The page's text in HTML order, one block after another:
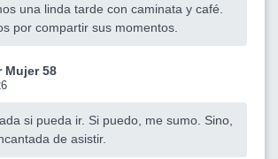
una linda tarde con caminata y café.
por compartir sus momentos.
Mujer 58
si pueda ir. Si puedo, me sumo. Sino,
de asistir.